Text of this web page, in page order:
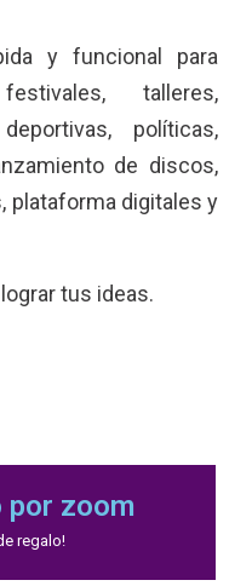
y funcional para
talleres,
políticas,
de discos,
plataforma digitales y
tus ideas.
por zoom
regalo!